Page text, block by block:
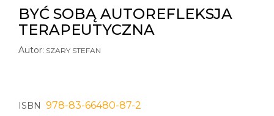
BYĆ SOBĄ AUTOREFLEKSJA
TERAPEUTYCZNA
Autor: SZARY STEFAN
ISBN 978-83-66480-87-2